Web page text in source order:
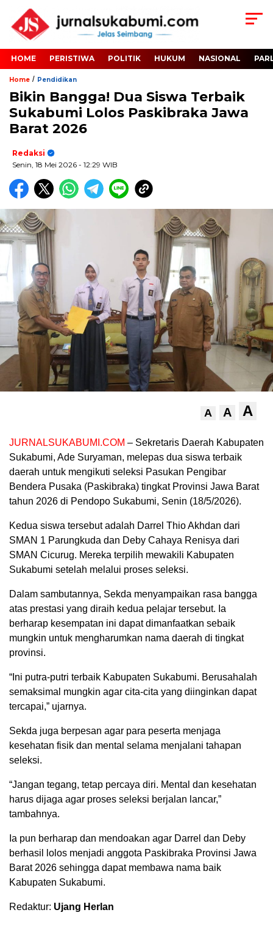
HOME PERISTIWA POLITIK HUKUM NASIONAL
Home / Pendidikan
Bikin Bangga! Dua Siswa Terbaik
Sukabumi Lolos Paskibraka Jawa
Barat 2026
Redaksi
Senin, 18 Mei 2026 - 12:29 WIB
A A A
JURNALSUKABUMI.COM – Sekretaris Daerah Kabupaten
Sukabumi, Ade Suryaman, melepas dua siswa terbaik
daerah untuk mengikuti seleksi Pasukan Pengibar
Bendera Pusaka (Paskibraka) tingkat Provinsi Jawa Barat
tahun 2026 di Pendopo Sukabumi, Senin (18/5/2026).
Kedua siswa tersebut adalah Darrel Thio Akhdan dari
SMAN 1 Parungkuda dan Deby Cahaya Renisya dari
SMAN Cicurug. Mereka terpilih mewakili Kabupaten
Sukabumi setelah melalui proses seleksi.
Dalam sambutannya, Sekda menyampaikan rasa bangga
atas prestasi yang diraih kedua pelajar tersebut. Ia
berharap kesempatan ini dapat dimanfaatkan sebaik
mungkin untuk mengharumkan nama daerah di tingkat
provinsi.
“Ini putra-putri terbaik Kabupaten Sukabumi. Berusahalah
semaksimal mungkin agar cita-cita yang diinginkan dapat
tercapai,” ujarnya.
Sekda juga berpesan agar para peserta menjaga
kesehatan fisik dan mental selama menjalani tahapan
seleksi.
“Jangan tegang, tetap percaya diri. Mental dan kesehatan
harus dijaga agar proses seleksi berjalan lancar,”
tambahnya.
Ia pun berharap dan mendoakan agar Darrel dan Deby
berhasil lolos menjadi anggota Paskibraka Provinsi Jawa
Barat 2026 sehingga dapat membawa nama baik
Kabupaten Sukabumi.
Redaktur: Ujang Herlan